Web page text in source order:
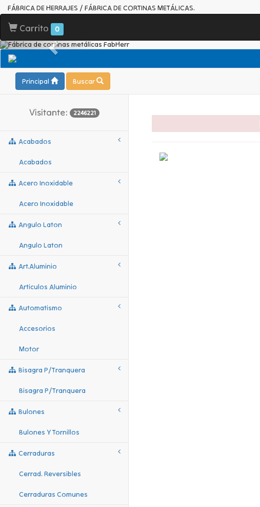
FÁBRICA DE HERRAJES / FÁBRICA DE CORTINAS METÁLICAS.
Carrito 0
Principal Buscar
Visitante: 2246221
Acabados
Acabados
Acero Inoxidable
Acero Inoxidable
Angulo Laton
Angulo Laton
Art.aluminio
Articulos Aluminio
Automatismo
Accesorios
Motor
Bisagra P/tranquera
Bisagra P/tranquera
Bulones
Bulones Y Tornillos
Cerraduras
Cerrad. Reversibles
Cerraduras Comunes